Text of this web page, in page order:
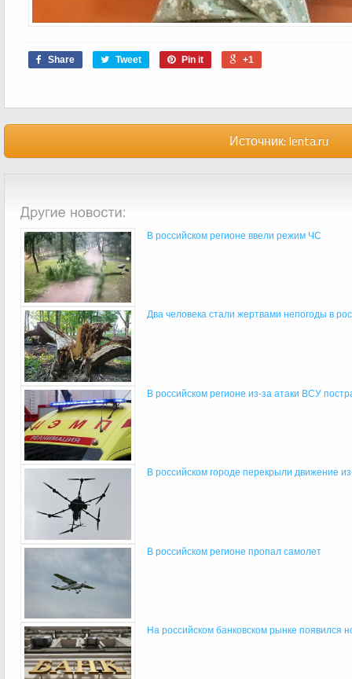
Share Tweet Pin it +1
Источник: lenta.ru
В российском регионе ввели режим ЧС
Два человека стали жертвами непогоды в
В российском регионе из-за атаки ВСУ
В российском городе перекрыли движение
В российском регионе пропал самолет
На российском банковском рынке появился